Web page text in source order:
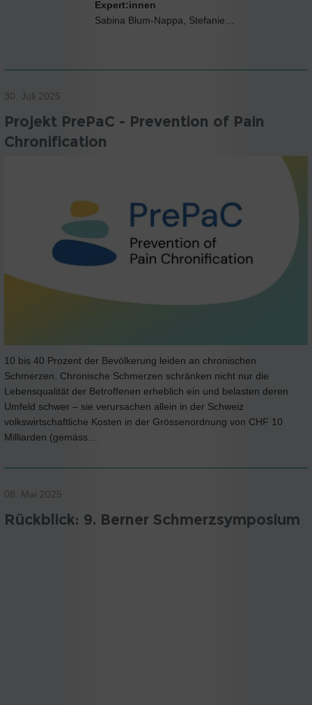
Expert:innen
Sabina Blum-Nappa, Stefanie…
30. Juli 2025
Projekt PrePaC - Prevention of Pain
Chronification
10 bis 40 Prozent der Bevölkerung leiden an chronischen
Schmerzen. Chronische Schmerzen schränken nicht nur die
Lebensqualität der Betroffenen erheblich ein und belasten deren
Umfeld schwer – sie verursachen allein in der Schweiz
volkswirtschaftliche Kosten in der Grössenordnung von CHF 10
Milliarden (gemäss…
08. Mai 2025
Rückblick: 9. Berner Schmerzsymposium